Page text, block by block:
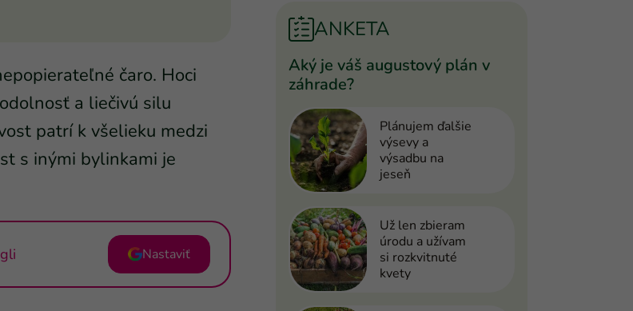
čaro. Hoci
a liečivú silu
patrí k všelieku medzi
s inými bylinkami je
Nastaviť
ANKETA
Aký je váš augustový plán v
záhrade?
Plánujem ďalšie
výsevy a
výsadbu na
jeseň
Už len zbieram
úrodu a užívam
si rozkvitnuté
kvety